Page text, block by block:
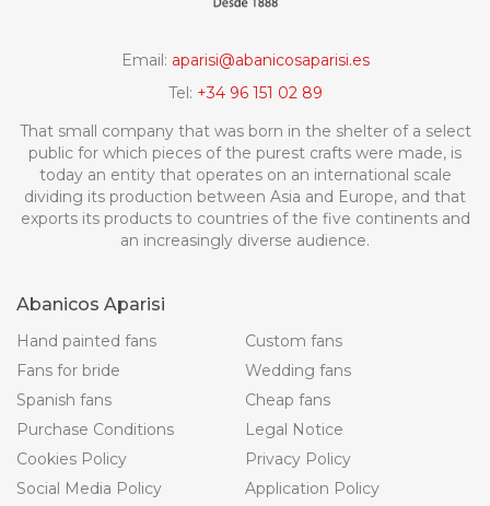
Email: aparisi@abanicosaparisi.es
Tel: +34 96 151 02 89
That small company that was born in the shelter of a select
public for which pieces of the purest crafts were made, is
today an entity that operates on an international scale
dividing its production between Asia and Europe, and that
exports its products to countries of the five continents and
an increasingly diverse audience.
Abanicos Aparisi
Hand painted fans
Custom fans
Fans for bride
Wedding fans
Spanish fans
Cheap fans
Purchase Conditions
Legal Notice
Cookies Policy
Privacy Policy
Social Media Policy
Application Policy